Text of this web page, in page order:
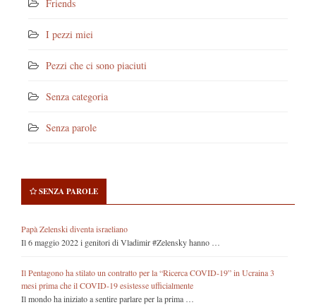
Friends
I pezzi miei
Pezzi che ci sono piaciuti
Senza categoria
Senza parole
SENZA PAROLE
Papà Zelenski diventa israeliano
Il 6 maggio 2022 i genitori di Vladimir #Zelensky hanno …
Il Pentagono ha stilato un contratto per la “Ricerca COVID-19” in Ucraina 3
mesi prima che il COVID-19 esistesse ufficialmente
Il mondo ha iniziato a sentire parlare per la prima …